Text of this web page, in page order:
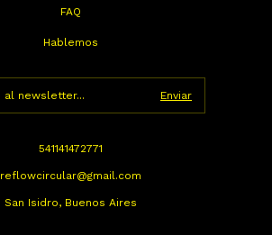
FAQ
Hablemos
541141472771
reflowcircular@gmail.com
San Isidro, Buenos Aires